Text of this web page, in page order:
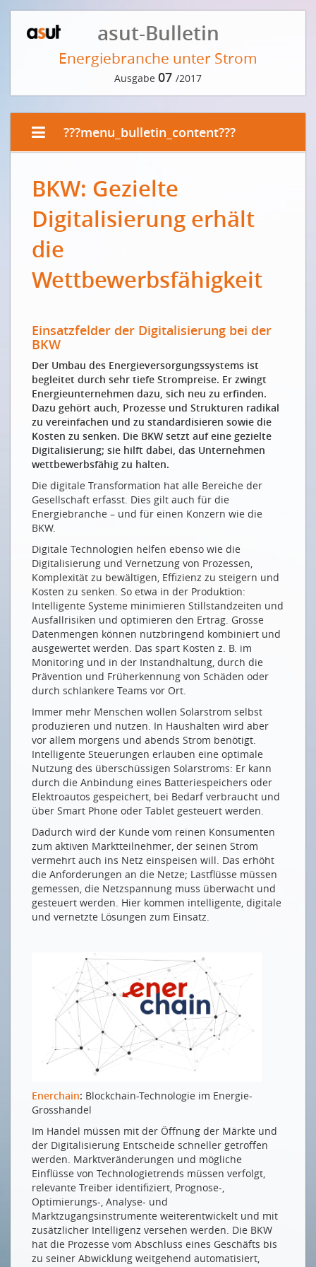
asut-Bulletin
Energiebranche unter Strom
Ausgabe 07 /2017
???menu_bulletin_content???
Die Digitalisierung findet mit oder ohne
Strombranche statt!
La numérisation n’attendra pas le secteur de
l’électricité !
VORWORT DER REDAKTION
Den Schulterschluss wagen
«Die Energiebranche muss sich öffnen»
SMART ENERGY PARTY
Woher der Wind weht…
UM WAS ES GEHT
Digitalisierung der Strombranche – weiter als man
meint
Weniger Strom, mehr Effizienz in Serverräumen und
Rechenzentren
WAS SICH TUT
BKW: Gezielte Digitalisierung erhält die
Wettbewerbsfähigkeit
Alpiq: Es kommen riesige Veränderungen auf uns zu
St. Gallen auf dem Weg in die digitale Zukunft
ICT-INFRASTRUKTUR
Optimale WLAN-Positionierung mit
vorkonfektionierten Kabelkits
Mehrfachnutzung von Glasfasern
NEUE MITGLIEDER
Almatec AG
Drucken
Impressum
BKW: Gezielte
Digitalisierung erhält
die
Wettbewerbsfähigkeit
Einsatzfelder der Digitalisierung bei der
BKW
Der Umbau des Energieversorgungssystems ist
begleitet durch sehr tiefe Strompreise. Er zwingt
Energie­unternehmen dazu, sich neu zu erfinden.
Dazu gehört auch, Prozesse und Strukturen radikal
zu vereinfachen und zu standardisieren sowie die
Kosten zu senken. Die BKW setzt auf eine gezielte
Digitalisierung; sie hilft dabei, das Unternehmen
wettbewerbsfähig zu halten.
Die digitale Transformation hat alle Bereiche der
Gesellschaft erfasst. Dies gilt auch für die
Energiebranche – und für einen Konzern wie die
BKW.
Digitale Technologien helfen ebenso wie die
Digitalisierung und Vernetzung von Prozessen,
Komplexität zu bewältigen, Effizienz zu steigern und
Kosten zu senken. So etwa in der Produktion:
Intelligente Systeme minimieren Stillstandzeiten und
Ausfallrisiken und optimieren den Ertrag. Grosse
Datenmengen können nutzbringend kombiniert und
ausgewertet werden. Das spart Kosten z. B. im
Monitoring und in der Instandhaltung, durch die
Prävention und Früherkennung von Schäden oder
durch schlankere Teams vor Ort.
Immer mehr Menschen wollen Solarstrom selbst
produzieren und nutzen. In Haushalten wird aber
vor allem morgens und abends Strom benötigt.
Intelligente Steuerungen erlauben eine optimale
Nutzung des überschüssigen Solarstroms: Er kann
durch die Anbindung eines Batteriespeichers oder
Elektroautos gespeichert, bei Bedarf verbraucht und
über Smart Phone oder Tablet gesteuert werden.
Dadurch wird der Kunde vom reinen Konsumenten
zum aktiven Marktteilnehmer, der seinen Strom
vermehrt auch ins Netz einspeisen will. Das erhöht
die Anforderungen an die Netze; Lastflüsse müssen
gemessen, die Netzspannung muss überwacht und
gesteuert werden. Hier kommen intelligente, digitale
und vernetzte Lösungen zum Einsatz.
Enerchain: Blockchain-Technologie im Energie-
Grosshandel
Im Handel müssen mit der Öffnung der Märkte und
der Digitalisierung Entscheide schneller getroffen
werden. Marktveränderungen und mögliche
Einflüsse von Technologietrends müssen verfolgt,
relevante Treiber identifiziert, Prognose-,
Optimierungs-, Analyse- und
Marktzugangsinstrumente weiterentwickelt und mit
zusätzlicher Intelligenz versehen werden. Die BKW
hat die Prozesse vom Abschluss eines Geschäfts bis
zu seiner Abwicklung weitgehend automatisiert,